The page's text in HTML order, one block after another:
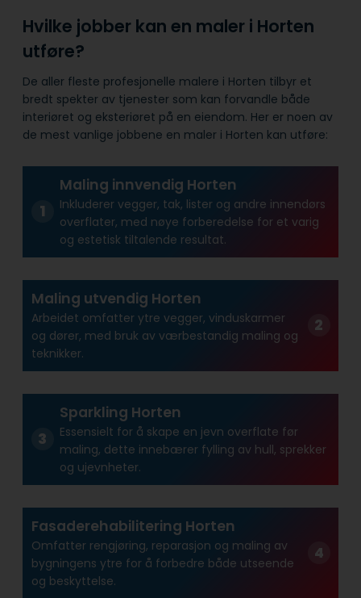
Hvilke jobber kan en maler i Horten
utføre?
De aller fleste profesjonelle malere i Horten tilbyr et
bredt spekter av tjenester som kan forvandle både
interiøret og eksteriøret på en eiendom. Her er noen av
de mest vanlige jobbene en maler i Horten kan utføre:
Maling innvendig Horten
Inkluderer vegger, tak, lister og andre innendørs
overflater, med nøye forberedelse for et varig
og estetisk tiltalende resultat.
Maling utvendig Horten
Arbeidet omfatter ytre vegger, vinduskarmer
og dører, med bruk av værbestandig maling og
teknikker.
Sparkling Horten
Essensielt for å skape en jevn overflate før
maling, dette innebærer fylling av hull, sprekker
og ujevnheter.
Fasaderehabilitering Horten
Omfatter rengjøring, reparasjon og maling av
bygningens ytre for å forbedre både utseende
og beskyttelse.